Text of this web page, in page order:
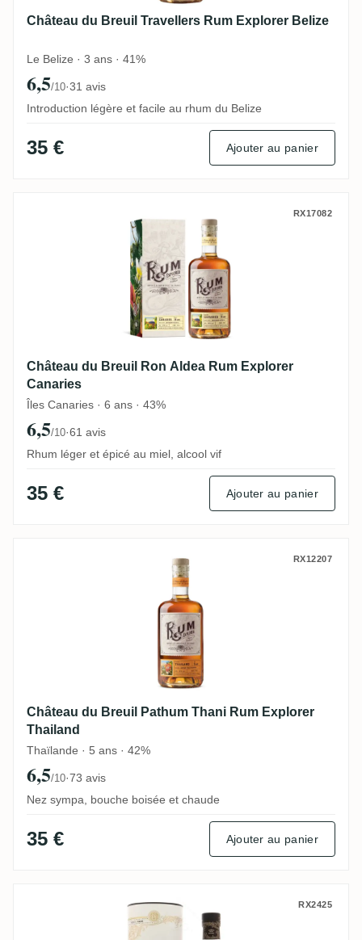
Château du Breuil Travellers Rum Explorer Belize
Le Belize · 3 ans · 41%
6,5/10·31 avis
Introduction légère et facile au rhum du Belize
35 € Ajouter au panier
Château du Breuil Ron Aldea RumRX17082
Château du Breuil Ron Aldea Rum Explorer
Canaries
Îles Canaries · 6 ans · 43%
6,5/10·61 avis
Rhum léger et épicé au miel, alcool vif
35 € Ajouter au panier
Château du Breuil Pathum Thani Rum
RX12207
Château du Breuil Pathum Thani Rum Explorer
Thailand
Thaïlande · 5 ans · 42%
6,5/10·73 avis
Nez sympa, bouche boisée et chaude
35 € Ajouter au panier
Auténtico Nativo 15 Años RX2425